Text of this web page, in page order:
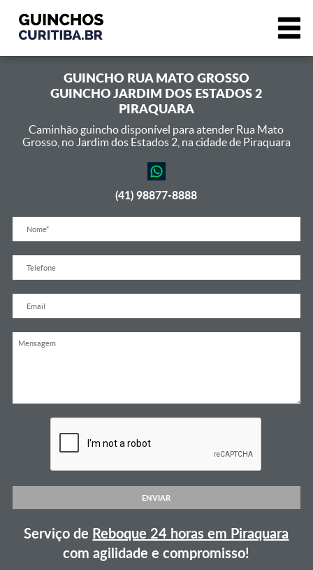
GUINCHO RUA MATO GROSSO
GUINCHO JARDIM DOS ESTADOS 2
PIRAQUARA
Caminhão guincho disponível para atender Rua Mato
Grosso, no Jardim dos Estados 2, na cidade de Piraquara
(41) 98877-8888
ENVIAR
Serviço de Reboque 24 horas em Piraquara
com agilidade e compromisso!